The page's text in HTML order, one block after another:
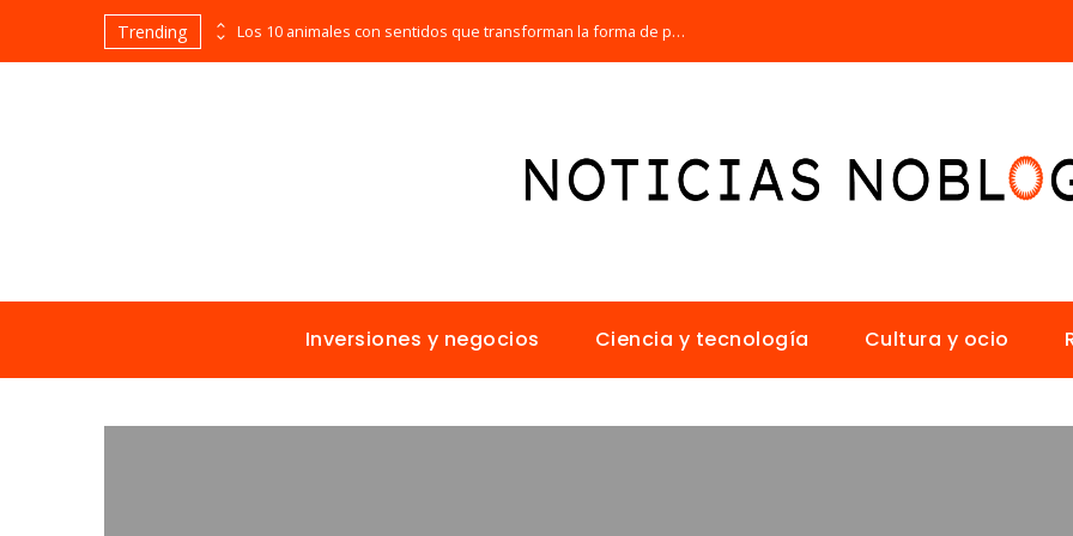
Trending Las empresas que alcanzaron los picos más altos en valor bursátil histórico Los 10 animales con sentidos que transforman la forma de percibir el mundo
Inversiones y negocios Ciencia y tecnología Cultura y ocio